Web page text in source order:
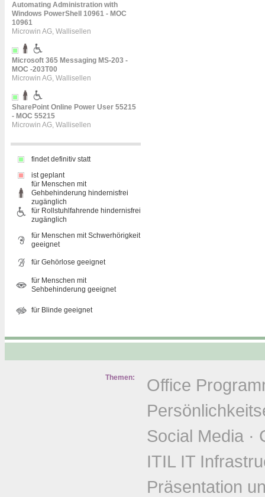
Automating Administration with
Windows PowerShell 10961 - MOC
10961
Microwin AG, Wallisellen
Microsoft 365 Messaging MS-203 -
MOC -203T00
Microwin AG, Wallisellen
SharePoint Online Power User 55215
- MOC 55215
Microwin AG, Wallisellen
findet definitiv statt
ist geplant
für Menschen mit
Gehbehinderung hindernisfrei
zugänglich
für Rollstuhlfahrende hindernisfrei
zugänglich
für Menschen mit Schwerhörigkeit
geeignet
für Gehörlose geeignet
für Menschen mit
Sehbehinderung geeignet
für Blinde geeignet
Themen:
Office
Social Media ·
ITIL IT
Präsentation